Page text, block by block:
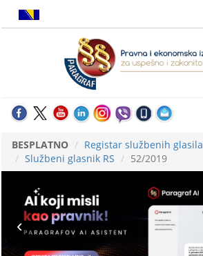
BESPLATNO
Registar službenih glasila
Službeni glasnik RS
52/2019